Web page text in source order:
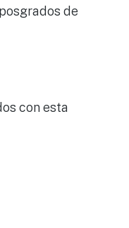
de
con esta